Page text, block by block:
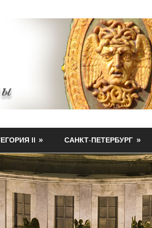
II САНКТ-ПЕТЕРБУРГ